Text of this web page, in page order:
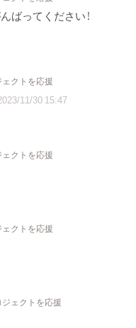
ばってください！
クトを応援
11/30 15:47
クトを応援
クトを応援
ェクトを応援